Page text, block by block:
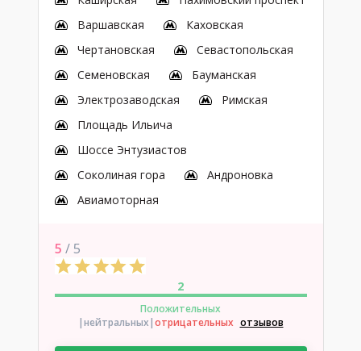
Варшавская
Каховская
Чертановская
Севастопольская
Семеновская
Бауманская
Электрозаводская
Римская
Площадь Ильича
Шоссе Энтузиастов
Соколиная гора
Андроновка
Авиамоторная
5 / 5
2
Положительных
|нейтральных|отрицательных отзывов